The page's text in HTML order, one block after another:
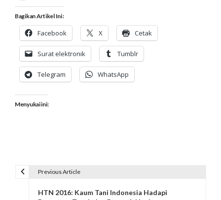
Bagikan Artikel Ini :
Facebook X Cetak
Surat elektronik Tumblr
Telegram WhatsApp
Menyukai ini:
Previous Article
HTN 2016: Kaum Tani Indonesia Hadapi